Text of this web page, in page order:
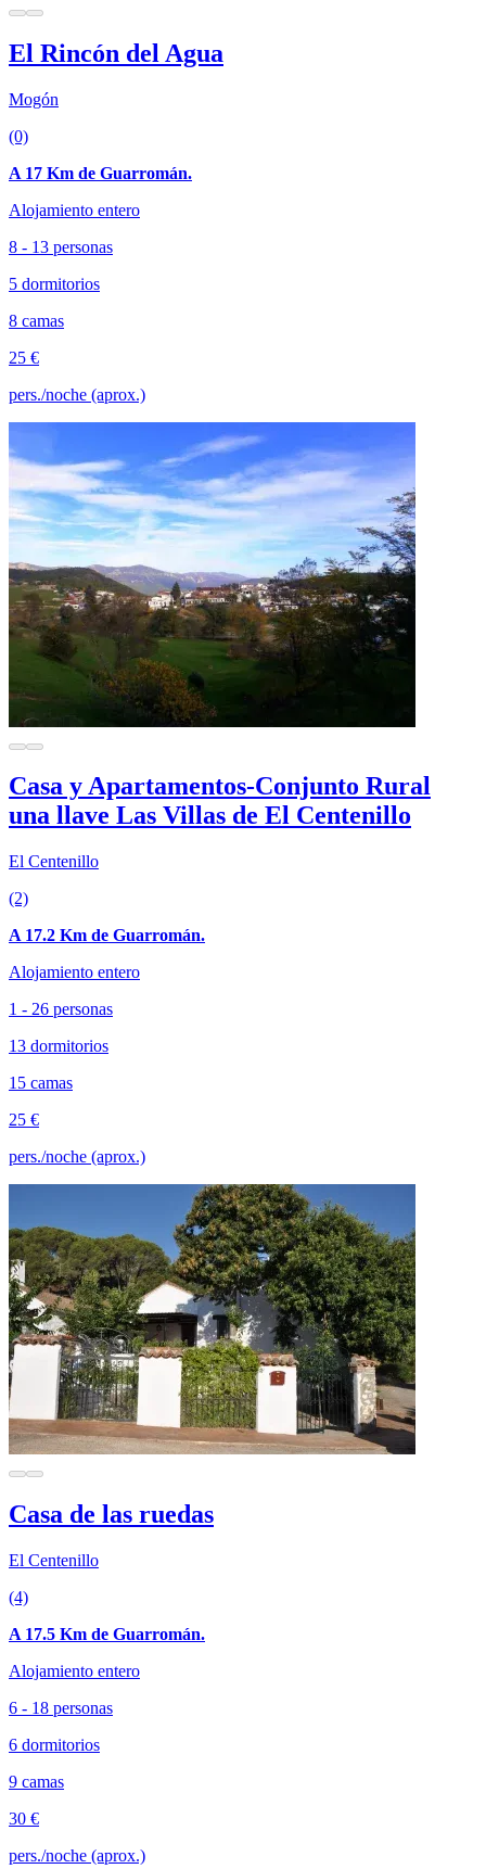
El Rincón del Agua
Mogón
(0)
A 17 Km de Guarromán.
Alojamiento entero
8 - 13 personas
5 dormitorios
8 camas
25 €
pers./noche (aprox.)
Casa y Apartamentos-Conjunto Rural
una llave Las Villas de El Centenillo
El Centenillo
(2)
A 17.2 Km de Guarromán.
Alojamiento entero
1 - 26 personas
13 dormitorios
15 camas
25 €
pers./noche (aprox.)
Casa de las ruedas
El Centenillo
(4)
A 17.5 Km de Guarromán.
Alojamiento entero
6 - 18 personas
6 dormitorios
9 camas
30 €
pers./noche (aprox.)